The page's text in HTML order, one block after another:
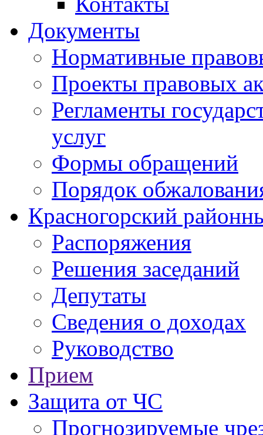
Документы
Нормативные
Проекты правовых
Регламенты
услуг
Формы обращений
Порядок
Красногорский
Распоряжения
Решения заседаний
Депутаты
Сведения о доходах
Руководство
Прием
Защита от ЧС
Прогнозируемые